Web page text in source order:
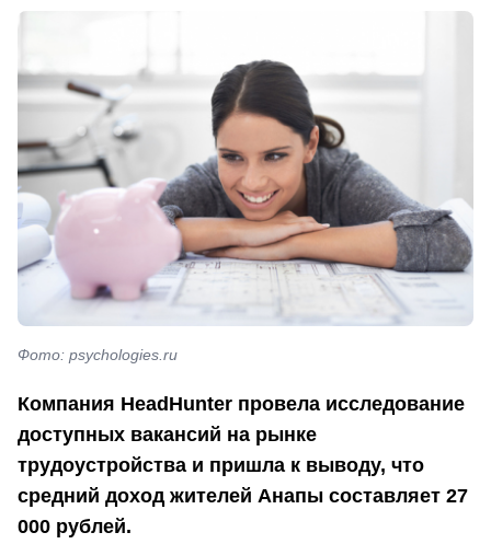
Фото: psychologies.ru
Компания HeadHunter провела исследование
доступных вакансий на рынке
трудоустройства и пришла к выводу, что
средний доход жителей Анапы составляет 27
000 рублей.